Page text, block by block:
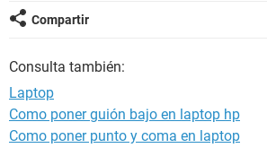
Compartir
Consulta también:
Laptop
Como poner guión bajo en laptop hp
Como poner punto y coma en laptop